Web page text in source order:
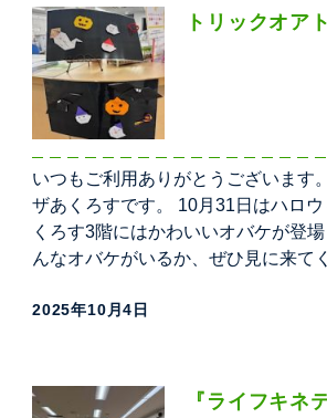
トリックオア
いつもご利用ありがとうございます
ザあくろすです。 10月31日はハロ
くろす3階にはかわいいオバケが登
んなオバケがいるか、ぜひ見に来て
2025年10月4日
『ライフキネ